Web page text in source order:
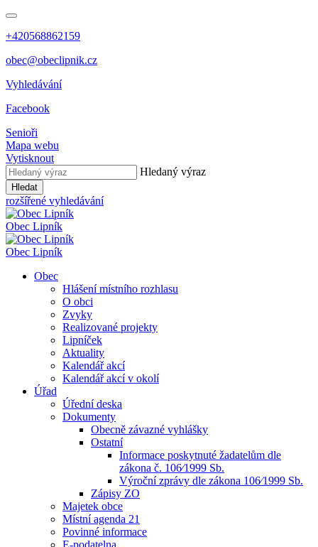
+420568862159
obec@obeclipnik.cz
Vyhledávání
Facebook
Senioři
Mapa webu
Vytisknout
Hledaný výraz
Hledat
rozšířené vyhledávání
Obec Lipník
Obec Lipník
Obec
Hlášení místního rozhlasu
O obci
Zvyky
Realizované projekty
Lipníček
Aktuality
Kalendář akcí
Kalendář akcí v okolí
Úřad
Úřední deska
Dokumenty
Obecně závazné vyhlášky
Ostatní
Informace poskytnuté žadatelům dle
zákona č. 106⁄1999 Sb.
Výroční zprávy dle zákona 106⁄1999 Sb.
Zápisy ZO
Majetek obce
Místní agenda 21
Povinné informace
E-podatelna